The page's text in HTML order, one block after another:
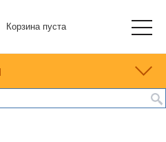
Корзина пуста